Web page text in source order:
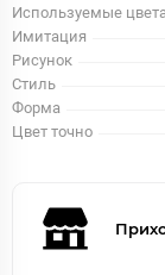
Используемые
Имитация
Рисунок
Стиль
Форма
Цвет точно